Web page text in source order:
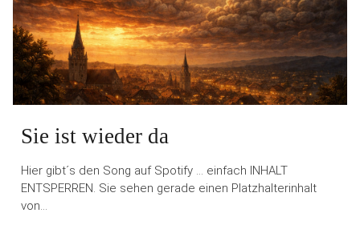
Sie ist wieder da
Hier gibt´s den Song auf Spotify … einfach INHALT
ENTSPERREN. Sie sehen gerade einen Platzhalterinhalt
von…